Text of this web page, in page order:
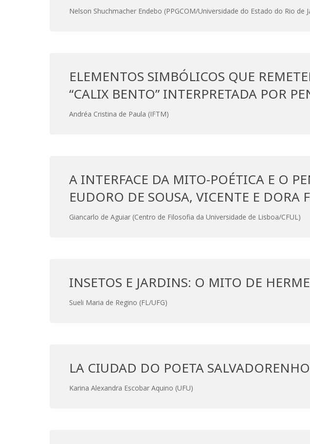
Nelson Shuchmacher Endebo (PPGCOM/Universidade do Estado do Rio de
ELEMENTOS SIMBÓLICOS QUE
“CALIX BENTO” INTERPRETADA POR
Andréa Cristina de Paula (IFTM)
A INTERFACE DA MITO-POÉTICA E O
EUDORO DE SOUSA, VICENTE E DORA
Giancarlo de Aguiar (Centro de Filosofia da Universidade de Lisboa/CFUL)
INSETOS E JARDINS: O MITO DE
Sueli Maria de Regino (FL/UFG)
LA CIUDAD DO POETA
Karina Alexandra Escobar Aquino (UFU)